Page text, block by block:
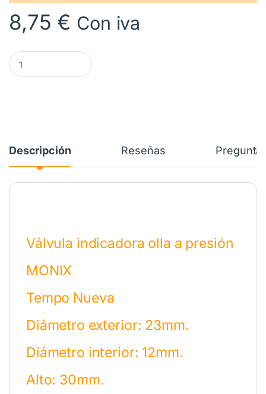
8,75 € Con iva
Valvula Indicadora MONIX Tempo Nueva M955060 cantidad
Descripción Reseñas
Válvula indicadora olla a presión
MONIX
Tempo Nueva
Diámetro exterior: 23mm.
Diámetro interior: 12mm.
Alto: 30mm.